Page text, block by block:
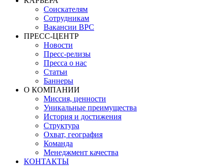
Соискателям
Сотрудникам
Вакансии BPC
ПРЕСС-ЦЕНТР
Новости
Пресс-релизы
Пресса о нас
Статьи
Баннеры
О КОМПАНИИ
Миссия, ценности
Уникальные преимущества
История и достижения
Структура
Охват, география
Команда
Менеджмент качества
КОНТАКТЫ